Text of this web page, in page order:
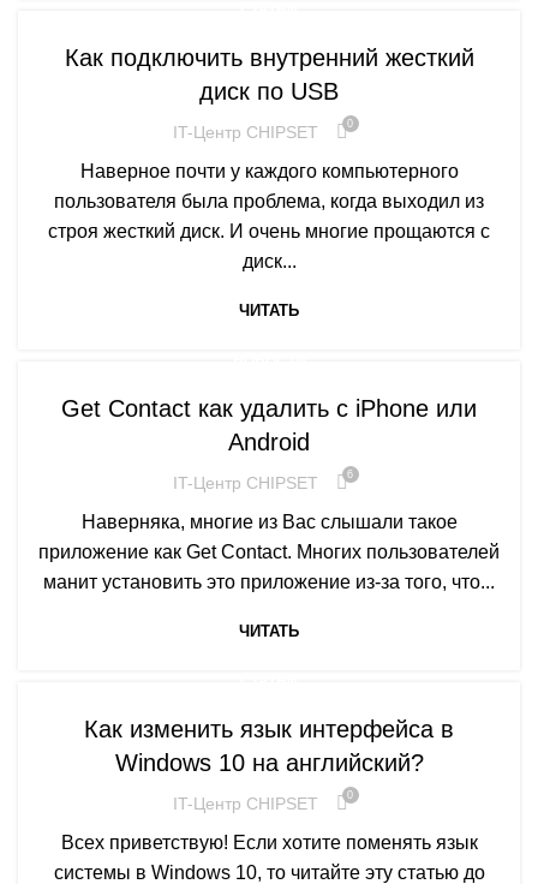
Как подключить внутренний жесткий
диск по USB
IT-Центр CHIPSET 0
Наверное почти у каждого компьютерного
пользователя была проблема, когда выходил из
строя жесткий диск. И очень многие прощаются с
диск...
ЧИТАТЬ
Get Contact как удалить с iPhone или
Android
IT-Центр CHIPSET 6
Наверняка, многие из Вас слышали такое
приложение как Get Contact. Многих пользователей
манит установить это приложение из-за того, что...
ЧИТАТЬ
Как изменить язык интерфейса в
Windows 10 на английский?
IT-Центр CHIPSET 0
Всех приветствую! Если хотите поменять язык
системы в Windows 10, то читайте эту статью до